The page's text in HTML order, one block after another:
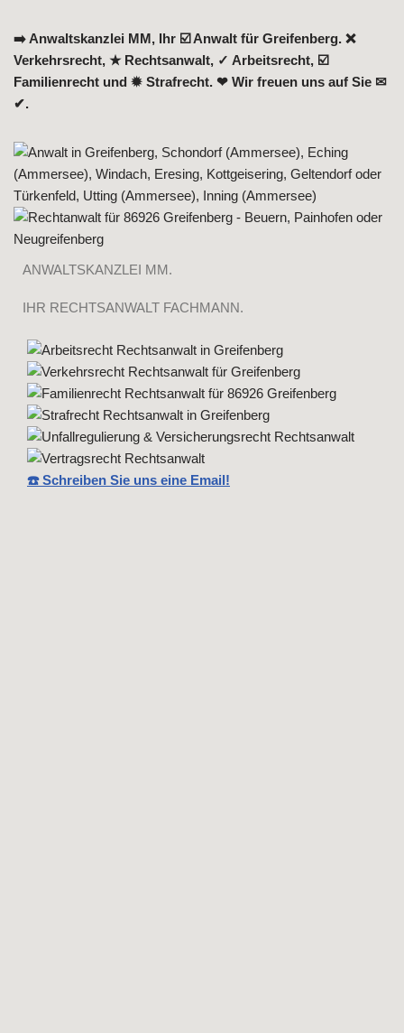
➡️ Anwaltskanzlei MM, Ihr ☑️ Anwalt für Greifenberg. ❌
Verkehrsrecht, ★ Rechtsanwalt, ✓ Arbeitsrecht, ☑️
Familienrecht und ✹ Strafrecht. ❤ Wir freuen uns auf Sie ✉
✔.
ANWALTSKANZLEI MM.
IHR RECHTSANWALT FACHMANN.
☎️ Schreiben Sie uns eine Email!